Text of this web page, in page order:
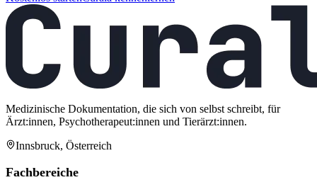
Medizinische Dokumentation, die sich von selbst schreibt, für
Ärzt:innen, Psychotherapeut:innen und Tierärzt:innen.
Innsbruck, Österreich
Fachbereiche